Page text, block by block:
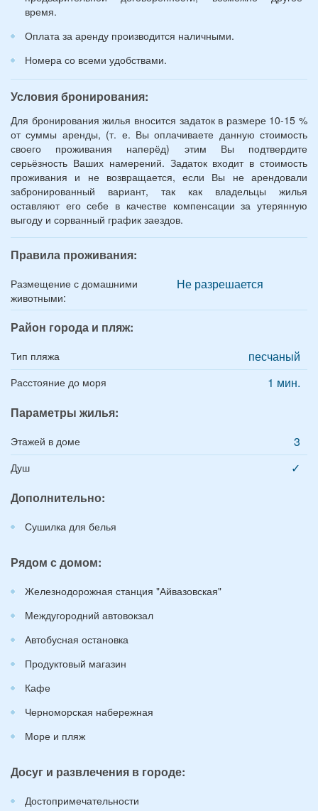
время.
Оплата за аренду производится наличными.
Номера со всеми удобствами.
Условия бронирования:
Для бронирования жилья вносится задаток в размере 10-15 %
от суммы аренды, (т. е. Вы оплачиваете данную стоимость
своего проживания наперёд) этим Вы подтвердите
серьёзность Ваших намерений. Задаток входит в стоимость
проживания и не возвращается, если Вы не арендовали
забронированный вариант, так как владельцы жилья
оставляют его себе в качестве компенсации за утерянную
выгоду и сорванный график заездов.
Правила проживания:
Размещение с домашними
животными:
Не разрешается
Район города и пляж:
Тип пляжа песчаный
Расстояние до моря
1 мин.
Параметры жилья:
Этажей в доме 3
Душ
✓
Дополнительно:
Сушилка для белья
Рядом с домом:
Железнодорожная станция "Айвазовская"
Междугородний автовокзал
Автобусная остановка
Продуктовый магазин
Кафе
Черноморская набережная
Море и пляж
Досуг и развлечения в городе:
Достопримечательности